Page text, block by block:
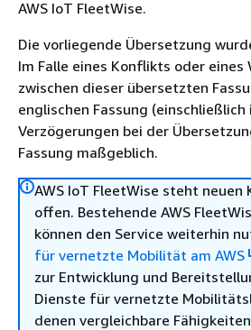
AWS IoT FleetWise.
Die vorliegende Übersetzung
Im Falle eines Konflikts oder eines
zwischen dieser übersetzten
englischen Fassung
Verzögerungen bei der
Fassung maßgeblich.
AWS IoT FleetWise steht neuen
offen. Bestehende AWS
können den Service weiterhin
für vernetzte Mobilität am AWS
zur Entwicklung und
Dienste für vernetzte
denen vergleichbare